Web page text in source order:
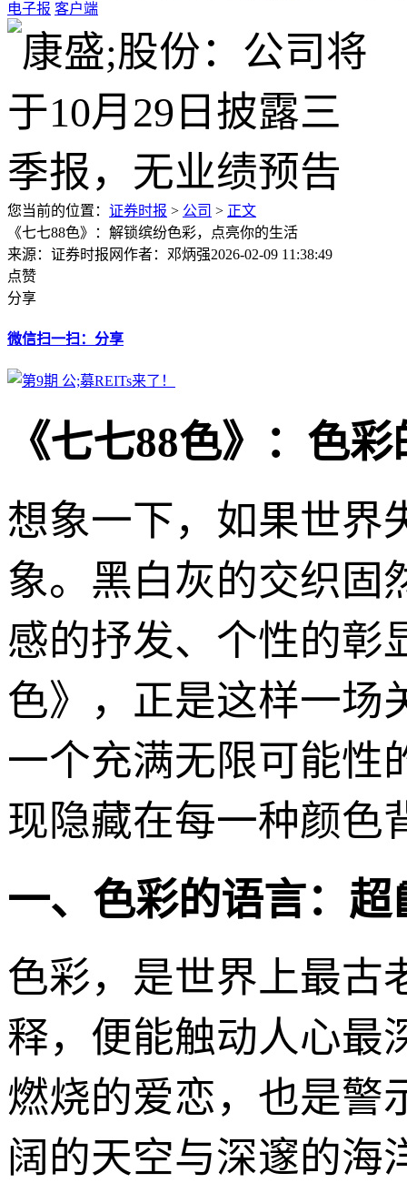
电子报 客户端
您当前的位置： 证券时报 > 公司 > 正文
《七七88色》：解锁缤纷色彩，点亮你的生活
来源：证券时报网作者：邓炳强2026-02-09 11:38:49
点赞
分享
微信扫一扫：分享
《七七88色》：色
想象一下，如果世界
象。黑白灰的交织固
感的抒发、个性的彰
色》，正是这样一场
一个充满无限可能性
现隐藏在每一种颜色
一、色彩的语言：
色彩，是世界上最古
释，便能触动人心最
燃烧的爱恋，也是警
阔的天空与深邃的海